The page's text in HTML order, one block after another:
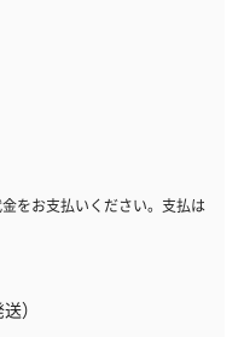
をお支払いください。支払は
）